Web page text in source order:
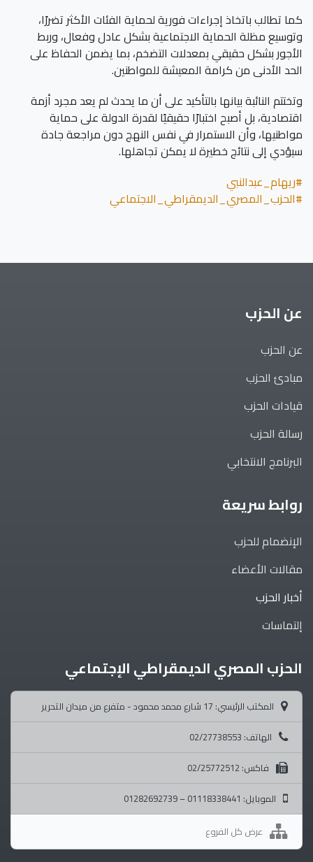
كما تطالب باتخاذ إجراءات فورية لحماية الفئات الأكثر تضررًا،
وتوسيع مظلة الحماية الاجتماعية بشكل عادل وفعال، وربط
الأجور بشكل حقيقي بمعدلات التضخم، بما يضمن الحفاظ على
الحد الأدنى من كرامة المعيشة للمواطنين.
وتختتم النائبة بيانها بالتأكيد على أن ما يحدث لم يعد مجرد أزمة
اقتصادية، بل أصبح اختبارًا حقيقيًا لقدرة الدولة على حماية
مواطنيها، وأن الاستمرار في نفس النهج دون مراجعة جادة
سيؤدي إلى نتائج خطيرة لا يمكن تجاهلها.
#ريهام_عبدالنبي
#الحزب_المصري_الديمقراطي_الاجتماعي
عن الحزب
عن الحزب
مبادئ الحزب
قيادات الحزب
رسالة الحزب
البرنامج الانتخابي
روابط سريعة
الإنضمام للحزب
مقالات الأعضاء
أخبار الحزب
إلتماسات
الحزب المصري الديمقراطي الإجتماعي
المكتب الرئيسي: 17 شارع محمد محمود - متفرع من ميدان التحرير
الهاتف: 02/27738553
فاكس: 02/25772512
الموبايل: 01118338441 – 01282692739
عرض كل الفروع